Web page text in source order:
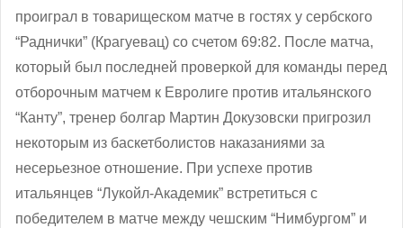
проиграл в товарищеском матче в гостях у сербского
“Раднички” (Крагуевац) со счетом 69:82. После матча,
который был последней проверкой для команды перед
отборочным матчем к Евролиге против итальянского
“Канту”, тренер болгар Мартин Докузовски пригрозил
некоторым из баскетболистов наказаниями за
несерьезное отношение. При успехе против
итальянцев “Лукойл-Академик” встретиться с
победителем в матче между чешским “Нимбургом” и